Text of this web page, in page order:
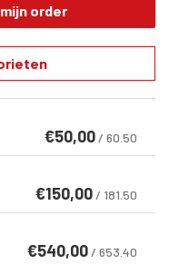
order
€50,00 / 60.50
€150,00 / 181.50
€540,00 / 653.40